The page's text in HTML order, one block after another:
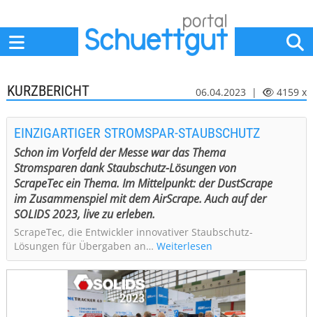
KURZBERICHT 06.04.2023 | 4159 x
EINZIGARTIGER STROMSPAR-STAUBSCHUTZ
Schon im Vorfeld der Messe war das Thema
Stromsparen dank Staubschutz-Lösungen von
ScrapeTec ein Thema. Im Mittelpunkt: der DustScrape
im Zusammenspiel mit dem AirScrape. Auch auf der
SOLIDS 2023, live zu erleben.
ScrapeTec, die Entwickler innovativer Staubschutz-
Lösungen für Übergaben an… Weiterlesen